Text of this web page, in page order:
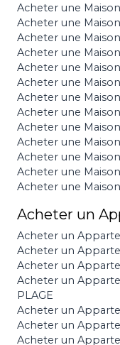
Acheter une
Acheter une
Acheter une
Acheter une
Acheter une
Acheter une
Acheter une Maison
Acheter une
Acheter une
Acheter une
Acheter une
Acheter une
Acheter une
Acheter un
Acheter un
Acheter un
Acheter un
Acheter un
PLAGE
Acheter un
Acheter un
Acheter un